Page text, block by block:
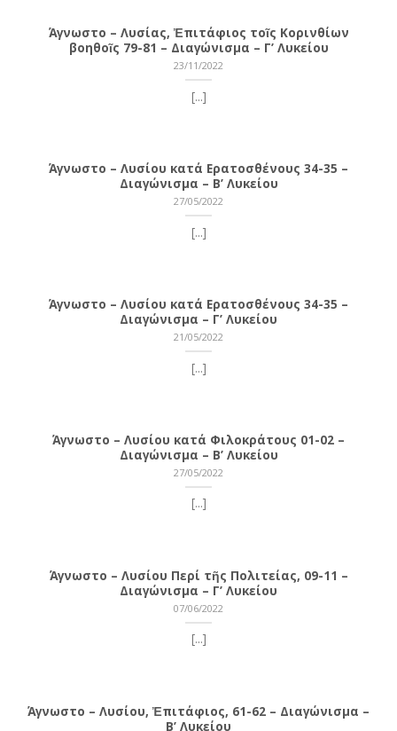
Άγνωστο – Λυσίας, Ἐπιτάφιος τοῖς Κορινθίων
βοηθοῖς 79-81 – Διαγώνισμα – Γ’ Λυκείου
23/11/2022
[...]
Άγνωστο – Λυσίου κατά Ερατοσθένους 34-35 –
Διαγώνισμα – Β’ Λυκείου
27/05/2022
[...]
Άγνωστο – Λυσίου κατά Ερατοσθένους 34-35 –
Διαγώνισμα – Γ’ Λυκείου
21/05/2022
[...]
Άγνωστο – Λυσίου κατά Φιλοκράτους 01-02 –
Διαγώνισμα – Β’ Λυκείου
27/05/2022
[...]
Άγνωστο – Λυσίου Περί τῆς Πολιτείας, 09-11 –
Διαγώνισμα – Γ’ Λυκείου
07/06/2022
[...]
Άγνωστο – Λυσίου, Ἐπιτάφιος, 61-62 – Διαγώνισμα –
Β’ Λυκείου